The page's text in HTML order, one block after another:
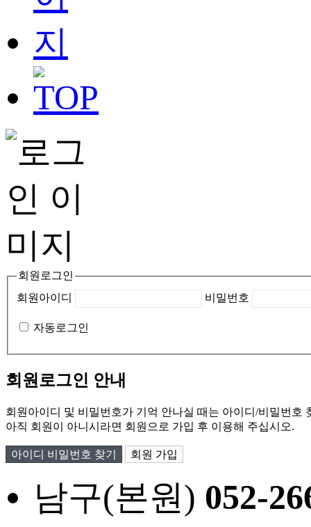
회원로그인
회원아이디
비밀번호
자동로그인
회원로그인 안내
회원아이디 및 비밀번호가 기억 안나실 때는 아이디/비밀번호
아직 회원이 아니시라면 회원으로 가입 후 이용해 주십시오.
아이디 비밀번호 찾기 회원 가입
남구(본원) 052-